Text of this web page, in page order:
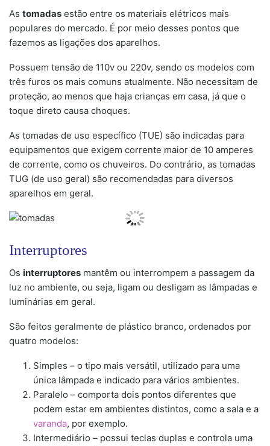
As tomadas estão entre os materiais elétricos mais
populares do mercado. É por meio desses pontos que
fazemos as ligações dos aparelhos.
Possuem tensão de 110v ou 220v, sendo os modelos com
três furos os mais comuns atualmente. Não necessitam de
proteção, ao menos que haja crianças em casa, já que o
toque direto causa choques.
As tomadas de uso específico (TUE) são indicadas para
equipamentos que exigem corrente maior de 10 amperes
de corrente, como os chuveiros. Do contrário, as tomadas
TUG (de uso geral) são recomendadas para diversos
aparelhos em geral.
Interruptores
Os interruptores mantêm ou interrompem a passagem da
luz no ambiente, ou seja, ligam ou desligam as lâmpadas e
luminárias em geral.
São feitos geralmente de plástico branco, ordenados por
quatro modelos:
Simples – o tipo mais versátil, utilizado para uma
única lâmpada e indicado para vários ambientes.
Paralelo – comporta dois pontos diferentes que
podem estar em ambientes distintos, como a sala e a
varanda, por exemplo.
Intermediário – possui teclas duplas e controla uma